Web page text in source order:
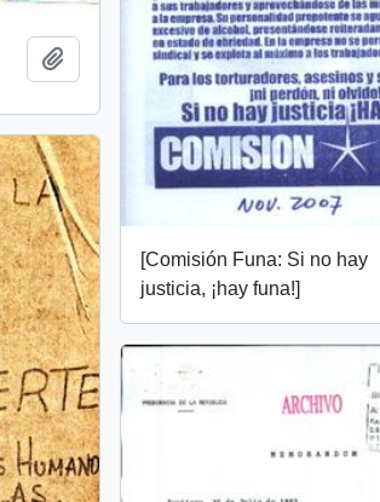
[Comisión Funa: Si no hay
justicia, ¡hay funa!]
Añadir al portapapeles